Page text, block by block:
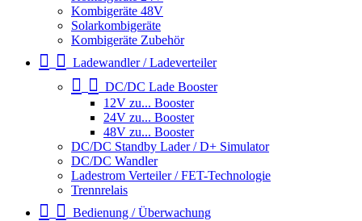
Kombigeräte 48V
Solarkombigeräte
Kombigeräte Zubehör
Ladewandler / Ladeverteiler
DC/DC Lade Booster
12V zu... Booster
24V zu... Booster
48V zu... Booster
DC/DC Standby Lader / D+ Simulator
DC/DC Wandler
Ladestrom Verteiler / FET-Technologie
Trennrelais
Bedienung / Überwachung